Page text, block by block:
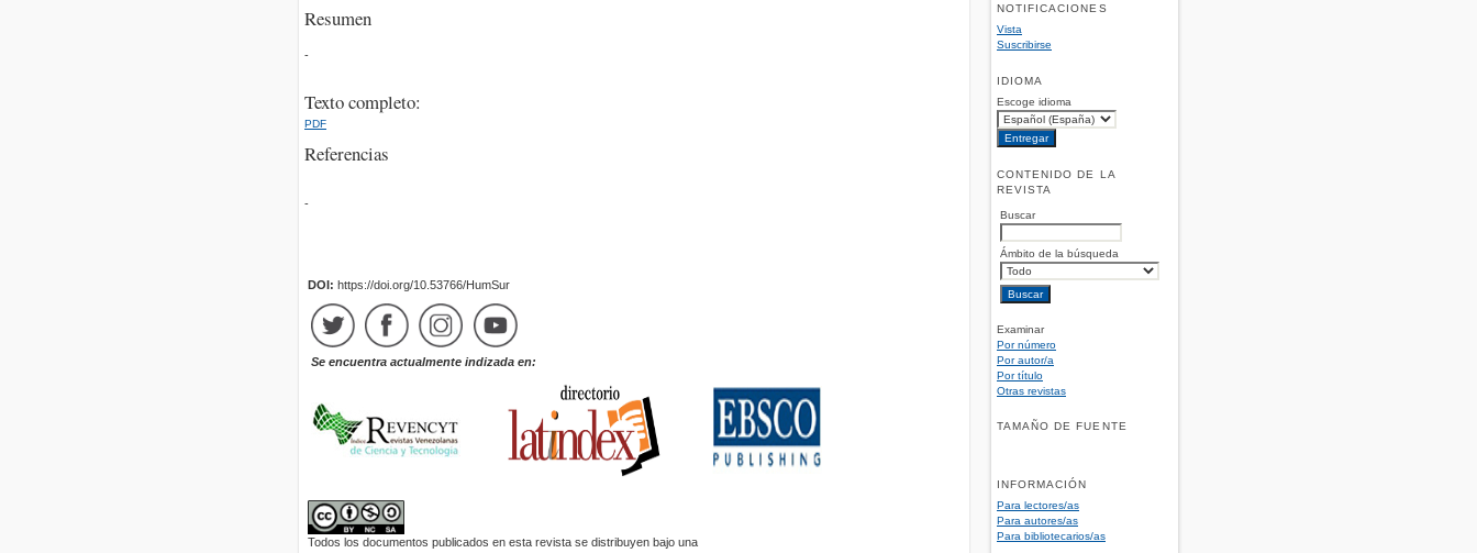
NOTIFICACIONES
Vista
Suscribirse
IDIOMA
Escoge idioma
CONTENIDO DE LA
REVISTA
Buscar
Ámbito de la búsqueda
Examinar
Por número
Por autor/a
Por título
Otras revistas
TAMAÑO DE FUENTE
INFORMACIÓN
Para lectores/as
Para autores/as
Para bibliotecarios/as
Resumen
-
Texto completo:
PDF
Referencias
-
DOI: https://doi.org/10.53766/HumSur
Se encuentra actualmente indizada en:
Todos los documentos publicados en esta revista se distribuyen bajo una